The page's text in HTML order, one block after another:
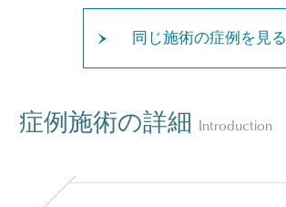
同じ施術の症例を見る
症例施術の詳細 Introduction